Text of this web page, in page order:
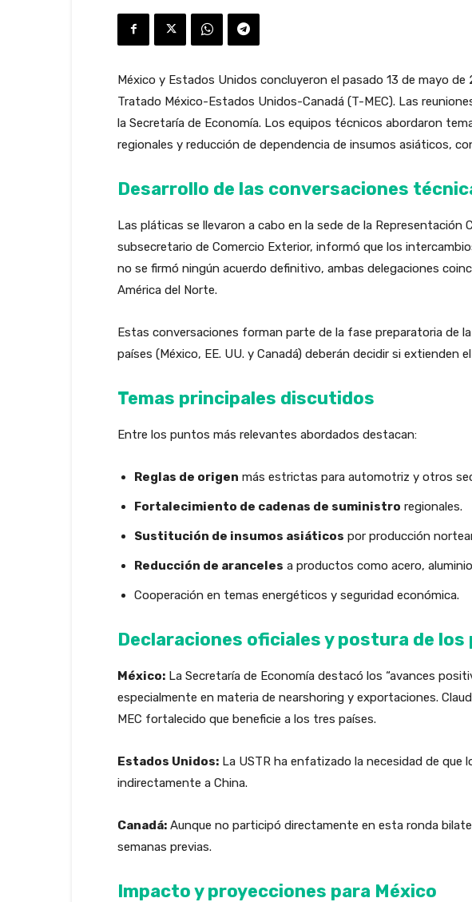
México y Estados Unidos concluyeron el pasado 13 de mayo
Tratado México-Estados Unidos-Canadá (T-MEC). Las
la Secretaría de Economía. Los equipos técnicos abordaron
regionales y reducción de dependencia de insumos asiáticos,
Desarrollo de las conversaciones
Las pláticas se llevaron a cabo en la sede de la
subsecretario de Comercio Exterior, informó que los
no se firmó ningún acuerdo definitivo, ambas delegaciones
América del Norte.
Estas conversaciones forman parte de la fase preparatoria de
países (México, EE. UU. y Canadá) deberán decidir si
Temas principales discutidos
Entre los puntos más relevantes abordados destacan:
Reglas de origen más estrictas para automotriz y otros
Fortalecimiento de cadenas de suministro regionales.
Sustitución de insumos asiáticos por producción
Reducción de aranceles a productos como acero,
Cooperación en temas energéticos y seguridad económica.
Declaraciones oficiales y postura de los
México: La Secretaría de Economía destacó los “avances
especialmente en materia de nearshoring y exportaciones.
MEC fortalecido que beneficie a los tres países.
Estados Unidos: La USTR ha enfatizado la necesidad de
indirectamente a China.
Canadá: Aunque no participó directamente en esta ronda
semanas previas.
Impacto y proyecciones para México